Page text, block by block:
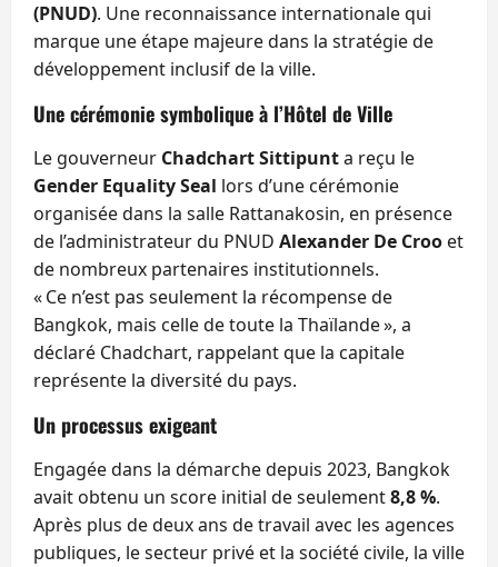
(PNUD). Une reconnaissance internationale qui
marque une étape majeure dans la stratégie de
développement inclusif de la ville.
Une cérémonie symbolique à l’Hôtel de Ville
Le gouverneur Chadchart Sittipunta reçu le
Gender Equality Seal lors d’une cérémonie
organisée dans la salle Rattanakosin, en présence
de l’administrateur du PNUD Alexander De Croo et
de nombreux partenaires institutionnels.
« Ce n’est pas seulement la récompense de
Bangkok, mais celle de toute la Thaïlande », a
déclaré Chadchart, rappelant que la capitale
représente la diversité du pays.
Un processus exigeant
Engagée dans la démarche depuis 2023, Bangkok
avait obtenu un score initial de seulement8,8 %.
Après plus de deux ans de travail avec les agences
publiques, le secteur privé et la société civile, la ville